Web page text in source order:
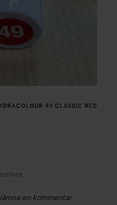
49 CLASSIC RED
en kommentar